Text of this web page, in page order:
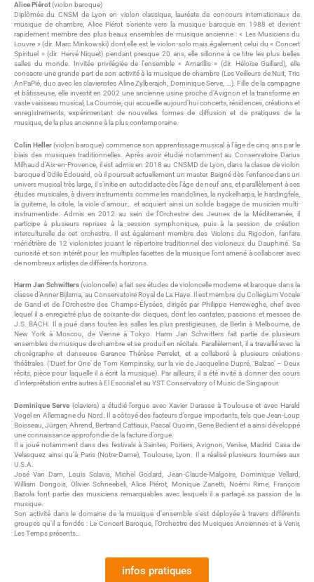
Alice Piérot(violon baroque)
Diplômée du CNSM de Lyon en violon classique, lauréate de concours internationaux de
musique de chambre, Alice Piérot s’oriente vers la musique baroque en 1988 et devient
rapidement membre des plus beaux ensembles de musique ancienne : « Les Musiciens du
Louvre » (dir. Marc Minkowski) dont elle est le violon-solo mais également celui du « Concert
Spirituel » (dir. Hervé Niquet) pendant presque 20 ans, elle sillonne à ce titre les plus belles
salles du monde. Invitée privilégiée de l’ensemble « Amarillis » (dir. Héloïse Gaillard), elle
consacre une grande part de son activité à la musique de chambre (Les Veilleurs de Nuit, Trio
AnPaPié, duo avec les clavieristes Aline Zylberajch, Dominique Serve, …). Fille de la campagne
et bâtisseuse, elle investit en 2002 une ancienne usine proche d’Avignon et la transforme en
vaste vaisseau musical, La Courroie, qui accueille aujourd’hui concerts, résidences, créations et
enregistrements, expérimentant de nouvelles formes de diffusion et de pratiques de la
musique, de la plus ancienne à la plus contemporaine.
Colin Heller(violon baroque) commence son apprentissage musical à l’âge de cinq ans par le
biais des musiques traditionnelles. Après avoir étudié notamment au Conservatoire Darius
Milhaud d’Aix-en-Provence, il est admis en 2018 au CNSMD de Lyon, dans la classe de violon
baroque d’Odile Édouard, où il poursuit actuellement un master. Baigné dès l’enfance dans un
univers musical très large, il s’initie en autodidacte dès l’âge de neuf ans, et parallèlement à ses
études musicales, à divers instruments comme les mandolines, la nyckelharpa, le hardingfele,
la guiterne, la citole, la viole d’amour… et acquiert ainsi un solide bagage de musicien multi-
instrumentiste. Admis en 2012 au sein de l’Orchestre des Jeunes de la Méditerranée, il
participe à plusieurs reprises à la session symphonique, puis à la session de création
interculturelle de cet orchestre. Il est également membre des Violons du Rigodon, fanfare
ménétrière de 12 violonistes jouant le répertoire traditionnel des violoneux du Dauphiné. Sa
curiosité et son intérêt pour les multiples facettes de la musique l’ont amené à collaborer avec
de nombreux artistes de différents horizons.
Harm Jan Schwitters(violoncelle) a fait ses études de violoncelle moderne et baroque dans la
classe d’Anner Bijlsma, au Conservatoire Royal de La Haye. Il est membre du Collegium Vocale
de Gand et de l’Orchestre des Champs-Élysées, dirigés par Philippe Herreweghe, chef avec
lequel il a enregistré plus de soixante-dix disques, dont les cantates, passions et messes de
J.S. BACH. Il a joué dans toutes les salles les plus prestigieuses, de Berlin à Melbourne, de
New York à Moscou, de Vienne à Tokyo. Harm Jan Schwitters fait partie de plusieurs
ensembles de musique de chambre et se produit en récitals. Parallèlement, il a travaillé avec la
chorégraphe et danseuse Garance Thérèse Perrelet, et a collaboré à plusieurs créations
théâtrales (‘Duet for One’ de Tom Kempinsky, sur la vie de Jacqueline Dupré, ‘Balzac’ – Deux
récits, pièce pour laquelle il a écrit la musique). Par ailleurs, il a été invité à donner des cours
d’interprétation entre autres à El Escorial et au YST Conservatory of Music de Singapour.
Dominique Serve (claviers) a étudié l’orgue avec Xavier Darasse à Toulouse et avec Harald
Vogel en Allemagne du Nord. Il a côtoyé des facteurs d’orgue importants, tels que Jean-Loup
Boisseau, Jürgen Ahrend, Bertrand Cattiaux, Pascal Quoirin, Gene Bedient et a ainsi développé
une connaissance approfondie de la facture d’orgue.
Il a joué notamment dans des festivals à Saintes, Poitiers, Avignon, Venise, Madrid Casa de
Velasquez ainsi qu’à Paris (Notre-Dame), Toulouse, Lyon. Il a réalisé plusieurs tournées aux
U.S.A.
José Van Dam, Louis Sclavis, Michel Godard, Jean-Claude-Malgoire, Dominique Vellard,
William Dongois, Olivier Schneebeli, Alice Piérot, Monique Zanetti, Noémi Rime, François
Bazola font partie des musiciens remarquables avec lesquels il a partagé sa passion de la
musique.
Son activité dans le domaine de la musique d’ensemble s’est déployée à travers différents
groupes qu’il a fondés : Le Concert Baroque, l’Orchestre des Musiques Anciennes et à Venir,
Les Temps présents…
infos pratiques